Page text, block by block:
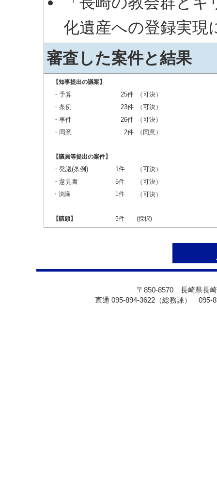
化遺産への登録実現
審査した案件と結果
【知事提出の議案】
・予算 25件
（可決）
・条例
23件
（可決）
・事件
26件
（可決）
・同意
2件 （同意）
【議員等提出の案件】
・発議(条例) 1件
（可決）
・意見書
5件 （可決）
・決議 1件 （可決）
【請願】 5件 (採択)
〒850-8570 長崎県長
直通 095-894-3622（総務課） 095-